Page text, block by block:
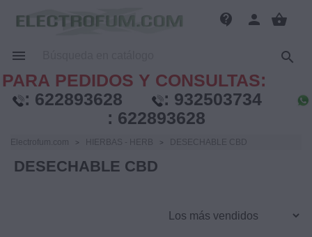
contact_support person shopping_basket
 
PARA PEDIDOS Y CONSULTAS:
: 622893628 : 932503734
: 622893628
Electrofum.com HIERBAS - HERB DESECHABLE CBD
DESECHABLE CBD